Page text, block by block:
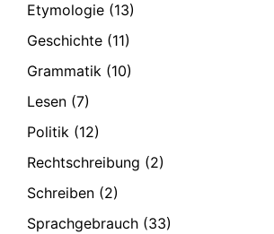
Etymologie (13)
Geschichte (11)
Grammatik (10)
Lesen (7)
Politik (12)
Rechtschreibung (2)
Schreiben (2)
Sprachgebrauch (33)